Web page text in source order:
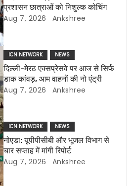
प्रशासन छात्राओं को निशुल्क कोचिंग
Aug 7, 2026 Ankshree
ICN NETWORK NEWS
दिल्ली-मेरठ एक्सप्रेसवे पर आज से सिर्फ
डाक कांवड़, आम वाहनों की नो एंट्री
Aug 7, 2026 Ankshree
ICN NETWORK NEWS
नोएडा: यूपीपीसीबी और भूजल विभाग से
चार सप्ताह में मांगी रिपोर्ट
Aug 7, 2026 Ankshree